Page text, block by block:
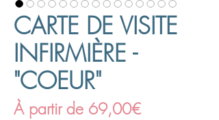
CARTE DE VISITE
INFIRMIÈRE -
"COEUR"
À partir de 69,00€Prix